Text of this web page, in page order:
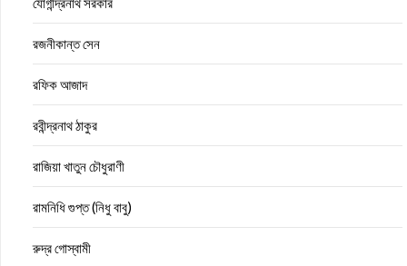
রজনীকান্ত সেন
রফিক আজাদ
রবীন্দ্রনাথ ঠাকুর
রাজিয়া খাতুন চৌধুরাণী
রামনিধি গুপ্ত (নিধু বাবু)
রুদ্র গোস্বামী